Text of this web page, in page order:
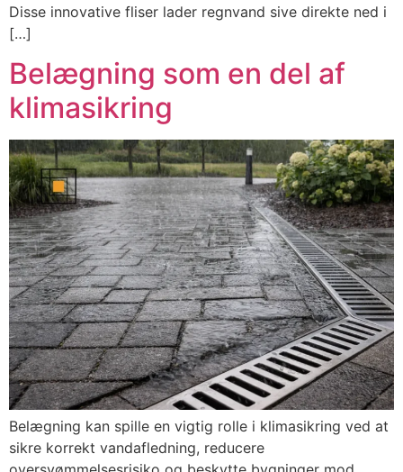
Disse innovative fliser lader regnvand sive direkte ned i
[…]
Belægning som en del af
klimasikring
Belægning kan spille en vigtig rolle i klimasikring ved at
sikre korrekt vandafledning, reducere